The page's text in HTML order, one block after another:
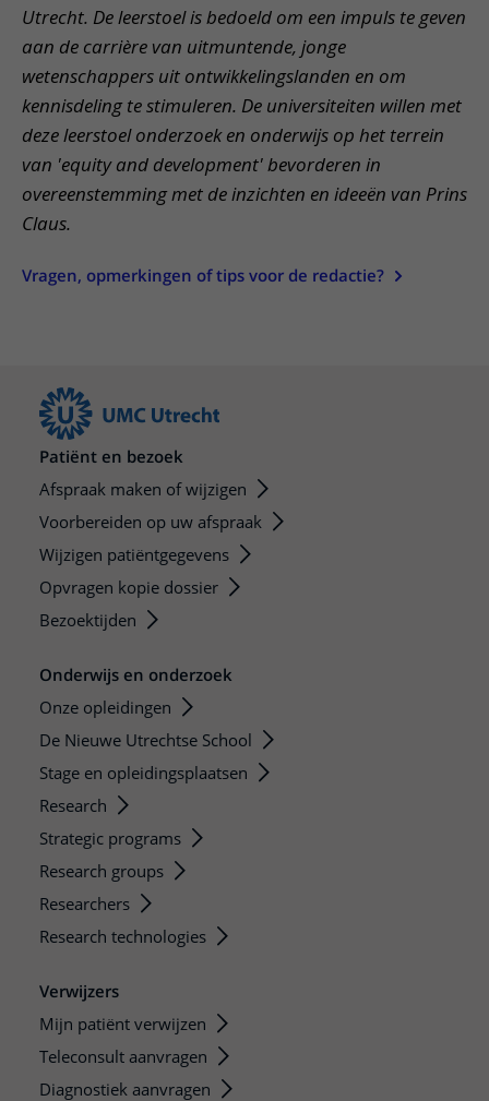
Utrecht. De leerstoel is bedoeld om een impuls te geven
aan de carrière van uitmuntende, jonge
wetenschappers uit ontwikkelingslanden en om
kennisdeling te stimuleren. De universiteiten willen met
deze leerstoel onderzoek en onderwijs op het terrein
van 'equity and development' bevorderen in
overeenstemming met de inzichten en ideeën van Prins
Claus.
Vragen, opmerkingen of tips voor de redactie?
Patiënt en bezoek
Afspraak maken of wijzigen
Voorbereiden op uw afspraak
Wijzigen patiëntgegevens
Opvragen kopie dossier
Bezoektijden
Onderwijs en onderzoek
Onze opleidingen
De Nieuwe Utrechtse School
Stage en opleidingsplaatsen
Research
Strategic programs
Research groups
Researchers
Research technologies
Verwijzers
Mijn patiënt verwijzen
Teleconsult aanvragen
Diagnostiek aanvragen